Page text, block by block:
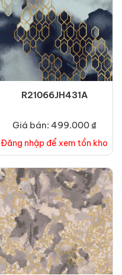
R21066JH431A
Giá bán: 499.000 ₫
Đăng nhập để xem tồn kho